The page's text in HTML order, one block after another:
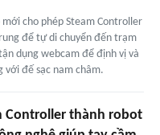
cho phép Steam Controller
để tự di chuyển đến trạm
dụng webcam để định vị và
với đế sạc nam châm.
Controller thành robot